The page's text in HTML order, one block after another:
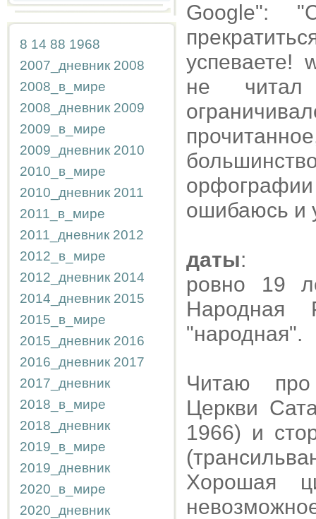
8 14 88 1968
2007_дневник 2008
2008_в_мире
2008_дневник 2009
2009_в_мире
2009_дневник 2010
2010_в_мире
2010_дневник 2011
2011_в_мире
2011_дневник 2012
2012_в_мире
2012_дневник 2014
2014_дневник 2015
2015_в_мире
2015_дневник 2016
2016_дневник 2017
2017_дневник
2018_в_мире
2018_дневник
2019_в_мире
2019_дневник
2020_в_мире
2020_дневник
Google":
успеваете!
не читал
ошибаюсь и
даты:
ровно 19
Народная
"народная".
Читаю про
Церкви
1966) и
Хорошая